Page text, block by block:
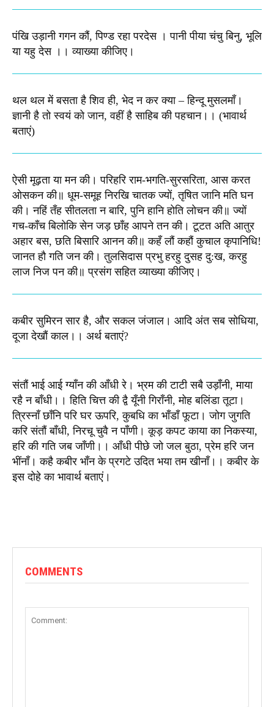
पंखि उड़ानी गगन कौं, पिण्ड रहा परदेस । पानी पीया चंचु बिनु, भूलि
या यहु देस ।। व्याख्या कीजिए।
थल थल में बसता है शिव ही, भेद न कर क्या – हिन्दू मुसलमाँ।
ज्ञानी है तो स्वयं को जान, वहीं है साहिब की पहचान।। (भावार्थ
बताएं)
ऐसी मूढ़ता या मन की। परिहरि राम-भगति-सुरसरिता, आस करत
ओसकन की॥ धूम-समूह निरखि चातक ज्यों, तृषित जानि मति घन
की। नहिं तँह सीतलता न बारि, पुनि हानि होति लोचन की॥ ज्यों
गच-काँच बिलोकि सेन जड़ छाँह आपने तन की। टूटत अति आतुर
अहार बस, छति बिसारि आनन की॥ कहँ लौं कहौं कुचाल कृपानिधि!
जानत हौ गति जन की। तुलसिदास प्रभु हरहु दुसह दु:ख, करहु
लाज निज पन की॥ प्रसंग सहित व्याख्या कीजिए।
कबीर सुमिरन सार है, और सकल जंजाल। आदि अंत सब सोधिया,
दूजा देखौं काल।। अर्थ बताएं?
संतौं भाई आई ग्याँन की आँधी रे। भ्रम की टाटी सबै उड़ाँनी, माया
रहै न बाँधी।। हिति चित्त की द्वै यूँनी गिराँनी, मोह बलिंडा तूटा।
त्रिस्नाँ छाँनि परि घर ऊपरि, कुबधि का भाँडाँ फूटा। जोग जुगति
करि संतौं बाँधी, निरचू चुवै न पाँणी। कूड़ कपट काया का निकस्या,
हरि की गति जब जाँणी।। आँधी पीछे जो जल बुठा, प्रेम हरि जन
भींनाँ। कहै कबीर भाँन के प्रगटे उदित भया तम खीनाँ।। कबीर के
इस दोहे का भावार्थ बताएं।
COMMENTS